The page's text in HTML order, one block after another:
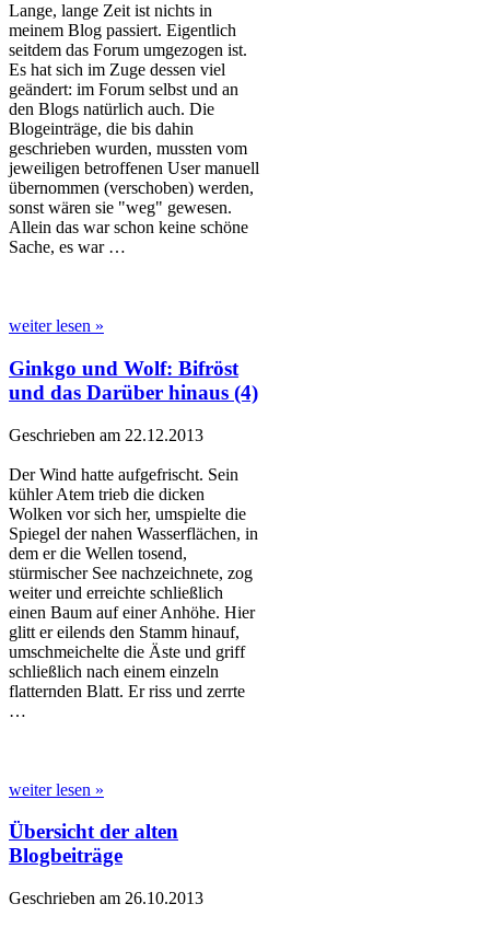
Lange, lange Zeit ist nichts in
meinem Blog passiert. Eigentlich
seitdem das Forum umgezogen ist.
Es hat sich im Zuge dessen viel
geändert: im Forum selbst und an
den Blogs natürlich auch. Die
Blogeinträge, die bis dahin
geschrieben wurden, mussten vom
jeweiligen betroffenen User manuell
übernommen (verschoben) werden,
sonst wären sie "weg" gewesen.
Allein das war schon keine schöne
Sache, es war …
weiter lesen »
Ginkgo und Wolf: Bifröst
und das Darüber hinaus (4)
Geschrieben am 22.12.2013
Der Wind hatte aufgefrischt. Sein
kühler Atem trieb die dicken
Wolken vor sich her, umspielte die
Spiegel der nahen Wasserflächen, in
dem er die Wellen tosend,
stürmischer See nachzeichnete, zog
weiter und erreichte schließlich
einen Baum auf einer Anhöhe. Hier
glitt er eilends den Stamm hinauf,
umschmeichelte die Äste und griff
schließlich nach einem einzeln
flatternden Blatt. Er riss und zerrte
…
weiter lesen »
Übersicht der alten
Blogbeiträge
Geschrieben am 26.10.2013